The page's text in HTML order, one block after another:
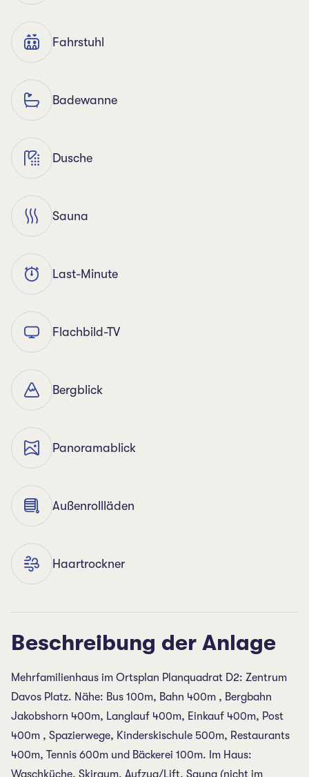
Fahrstuhl
Badewanne
Dusche
Sauna
Last-Minute
Flachbild-TV
Bergblick
Panoramablick
Außenrollläden
Haartrockner
Beschreibung der Anlage
Mehrfamilienhaus im Ortsplan Planquadrat D2: Zentrum
Davos Platz. Nähe: Bus 100m, Bahn 400m , Bergbahn
Jakobshorn 400m, Langlauf 400m, Einkauf 400m, Post
400m , Spazierwege, Kinderskischule 500m, Restaurants
400m, Tennis 600m und Bäckerei 100m. Im Haus:
Waschküche, Skiraum, Aufzug/Lift, Sauna (nicht im